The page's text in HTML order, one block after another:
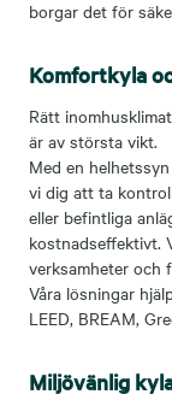
borgar det för
Komfortkyla
Rätt
är av största vikt.
Med en
vi dig att ta
eller befintliga
kostnadseffektivt.
verksamheter och
Våra lösningar
LEED, BREAM,
Miljövänlig